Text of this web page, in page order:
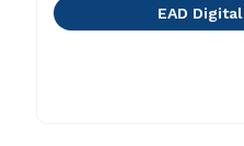
EAD Digital